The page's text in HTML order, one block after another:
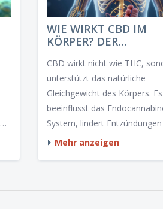
WIE WIRKT CBD IM
KÖRPER? DER
BLICK AUF DIE
WIRKMECHANISMEN
CBD wirkt nicht wie THC,
unterstützt das natürliche
Gleichgewicht des Körpers. Es
beeinflusst das
System, lindert
reguliert Schmerz und
Mehr anzeigen